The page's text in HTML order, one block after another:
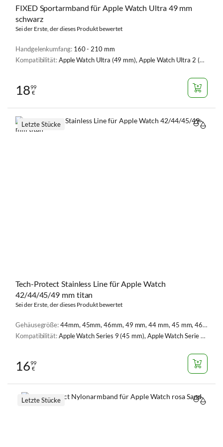
FIXED Sportarmband für Apple Watch Ultra 49 mm
schwarz
Sei der Erste, der dieses Produkt bewertet
Handgelenkumfang: 160 - 210 mm
Kompatibilität:Apple Watch Ultra (49 mm), Apple Watch Ultra 2 (49 mm)
1899
€
Tech-Protect Stainless Line für Apple Watch
42/44/45/49 mm titan
Sei der Erste, der dieses Produkt bewertet
Gehäusegröße:44mm, 45mm, 46mm, 49 mm, 44 mm, 45 mm, 46 mm. 49 mm
Kompatibilität:Apple Watch Series 9 (45 mm), Apple Watch Serie 1, 2, 3 (42 mm), Apple Watch Serie 4, 5, 6, SE, SE 2 (44 mm), Apple Watch Series 7 (45 mm), Apple Watch Series 8 (45 mm), Apple Watch Ultra (49 mm), Apple Watch Ultra 2 (49 mm), Apple Watch Series 10 (46 mm)
Letzte Stücke
1699
€
Letzte Stücke